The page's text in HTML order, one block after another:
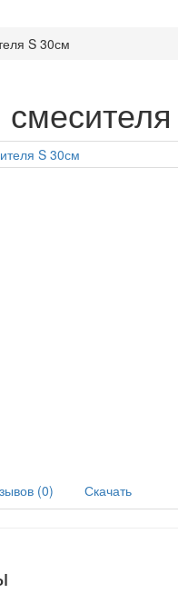
S 30см
(0) Скачать